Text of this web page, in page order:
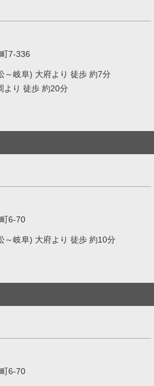
7-336
～岐阜) 大府より 徒歩 約7分
より 徒歩 約20分
6-70
～岐阜) 大府より 徒歩 約10分
6-70